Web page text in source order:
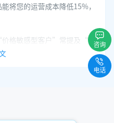
将您的运营成本降低15%，
价格敏感型客户”常提及“预
客户”更关注“长期收
在与客户沟通时，通过对方
心需求是“风险保障的可靠
咨询
电话